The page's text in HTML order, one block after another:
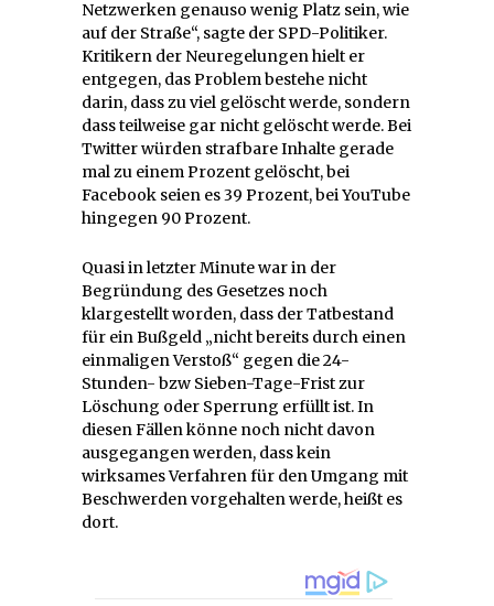
Netzwerken genauso wenig Platz sein, wie
auf der Straße“, sagte der SPD-Politiker.
Kritikern der Neuregelungen hielt er
entgegen, das Problem bestehe nicht
darin, dass zu viel gelöscht werde, sondern
dass teilweise gar nicht gelöscht werde. Bei
Twitter würden strafbare Inhalte gerade
mal zu einem Prozent gelöscht, bei
Facebook seien es 39 Prozent, bei YouTube
hingegen 90 Prozent.
Quasi in letzter Minute war in der
Begründung des Gesetzes noch
klargestellt worden, dass der Tatbestand
für ein Bußgeld „nicht bereits durch einen
einmaligen Verstoß“ gegen die 24-
Stunden- bzw Sieben-Tage-Frist zur
Löschung oder Sperrung erfüllt ist. In
diesen Fällen könne noch nicht davon
ausgegangen werden, dass kein
wirksames Verfahren für den Umgang mit
Beschwerden vorgehalten werde, heißt es
dort.